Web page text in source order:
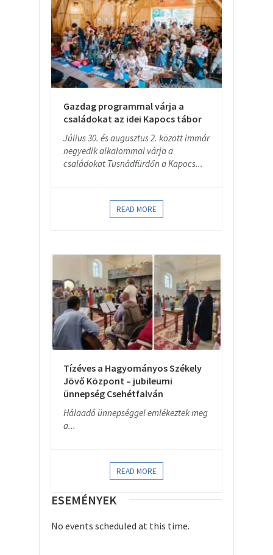
Gazdag programmal várja a
családokat az idei Kapocs tábor
Július 30. és augusztus 2. között immár
negyedik alkalommal várja a
családokat Tusnádfürdőn a Kapocs...
READ MORE
Tízéves a Hagyományos Székely
Jövő Központ – jubileumi
ünnepség Csehétfalván
Hálaadó ünnepséggel emlékeztek meg
a...
READ MORE
ESEMÉNYEK
No events scheduled at this time.